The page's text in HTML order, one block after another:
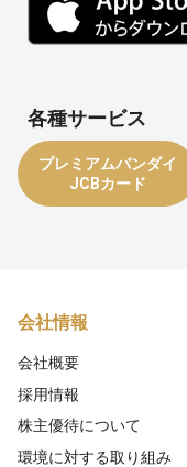
各種サービス
プレミアムバンダイ
JCBカード
会社情報
会社概要
採用情報
株主優待について
環境に対する取り組み